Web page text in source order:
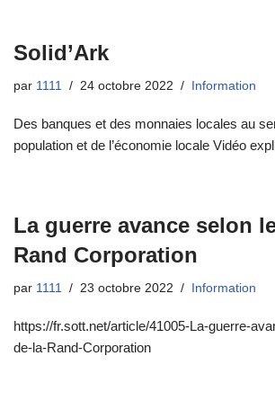
Solid’Ark
par 1111 24 octobre 2022 Information
Des banques et des monnaies locales au
population et de l’économie locale Vidéo
La guerre avance selon
Rand Corporation
par 1111 23 octobre 2022 Information
https://fr.sott.net/article/41005-La-guerre-
de-la-Rand-Corporation